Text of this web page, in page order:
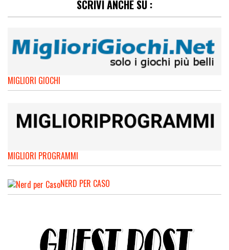
SCRIVI ANCHE SU :
MIGLIORI GIOCHI
MIGLIORI PROGRAMMI
NERD PER CASO